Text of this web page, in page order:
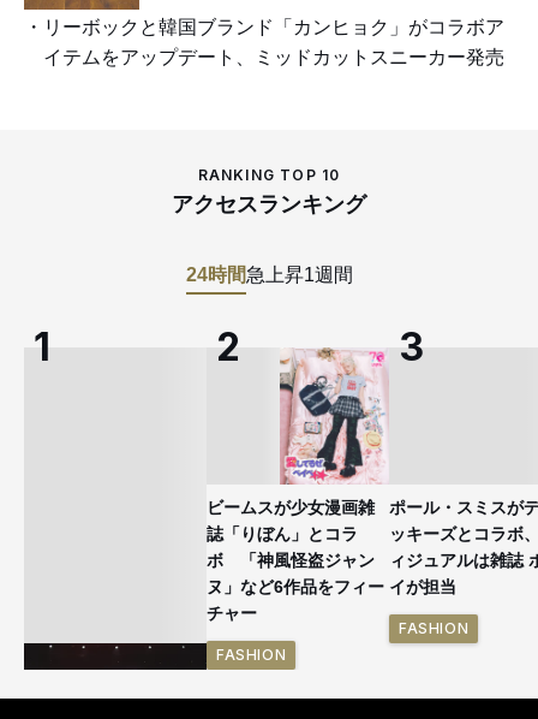
リーボックと韓国ブランド「カンヒョク」がコラボア
イテムをアップデート、ミッドカットスニーカー発売
RANKING TOP 10
アクセスランキング
24時間急上昇1週間
ビームスが少女漫画雑
誌「りぼん」とコラ
ボ 「神風怪盗ジャン
ヌ」など6作品をフィー
チャー
FASHION
ポール・スミスが
ッキーズとコラボ
ィジュアルは雑誌
イが担当
FASHION